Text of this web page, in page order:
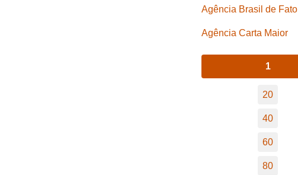
Agência Brasil de Fato
Agência Carta Maior
1
20
40
60
80